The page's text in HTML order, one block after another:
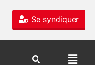
Se syndiquer